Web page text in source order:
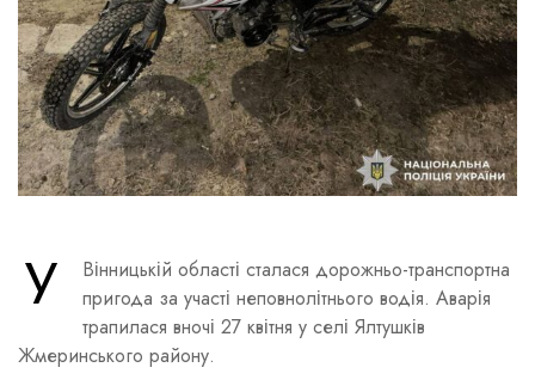
У
Вінницькій області сталася дорожньо-транспортна
пригода за участі неповнолітнього водія. Аварія
трапилася вночі 27 квітня у селі Ялтушків
Жмеринського району.